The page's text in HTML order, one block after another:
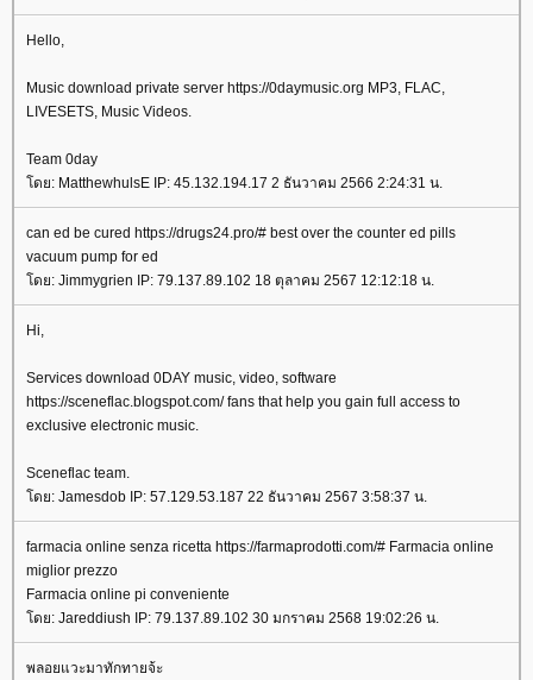
Hello,
Music download private server https://0daymusic.org MP3, FLAC,
LIVESETS, Music Videos.
Team 0day
ดย: MatthewhulsE IP: 45.132.194.17 2 ธันวาคม 2566 2:24:31 น.
can ed be cured https://drugs24.pro/# best over the counter ed pills
vacuum pump for ed
ดย: Jimmygrien IP: 79.137.89.102 18 ตุลาคม 2567 12:12:18 น.
Hi,
Services download 0DAY music, video, software
https://sceneflac.blogspot.com/ fans that help you gain full access to
exclusive electronic music.
Sceneflac team.
ดย: Jamesdob IP: 57.129.53.187 22 ธันวาคม 2567 3:58:37 น.
farmacia online senza ricetta https://farmaprodotti.com/# Farmacia online
miglior prezzo
Farmacia online pi conveniente
ดย: Jareddiush IP: 79.137.89.102 30 มกราคม 2568 19:02:26 น.
พลอยแวะมาทักทายจ้ะ